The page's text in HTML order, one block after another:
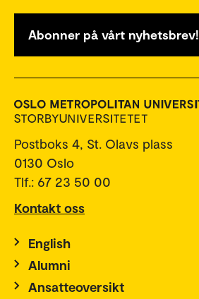
Abonner på vårt nyhetsbrev!
Postboks 4, St. Olavs plass
0130 Oslo
Tlf.: 67 23 50 00
Kontakt oss
English
Alumni
Ansatteoversikt